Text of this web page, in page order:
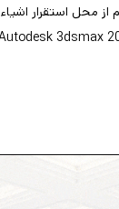
محل استقرار اشیاء